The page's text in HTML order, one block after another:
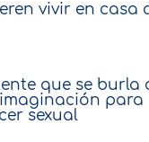
vivir en casa
que se burla
para
sexual